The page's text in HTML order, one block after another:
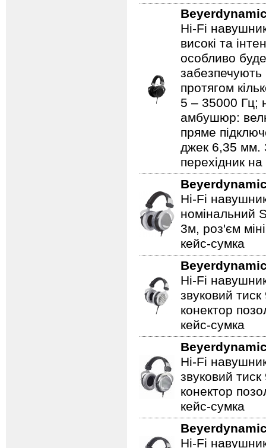
Hi-Fi
високі та
особливо
протягом
5 – 35000 Гц;
амбушюр:
пряме
джек 6,35 мм.
перехідник
Hi-Fi
номінальний
3м, роз'єм
кейс-сумка
Hi-Fi
звуковий
конектор
кейс-сумка
Hi-Fi
звуковий
конектор
кейс-сумка
Hi-Fi